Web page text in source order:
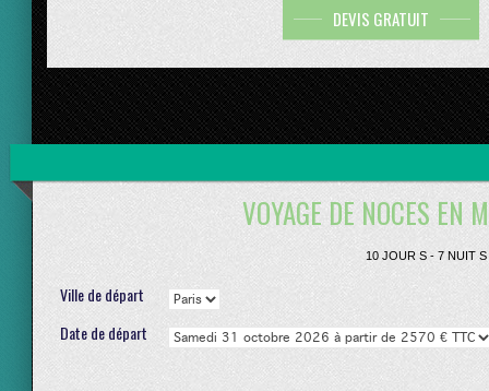
DEVIS GRATUIT
VOYAGE DE NOCES EN
10 JOUR S - 7 NUIT
Ville de départ
Date de départ